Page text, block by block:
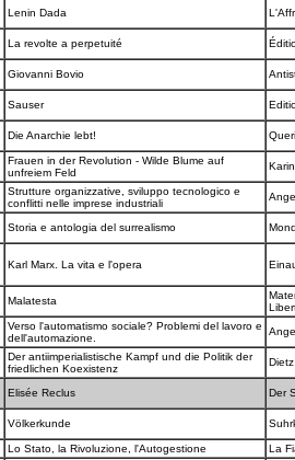
Lenin Dada
La revolte a perpetuité
Giovanni Bovio
Sauser
Die Anarchie lebt!
Frauen in der Revolution - Wilde Blume auf
unfreiem Feld
Strutture organizzative, sviluppo tecnologico e
conflitti nelle imprese industriali
Storia e antologia del surrealismo
Karl Marx. La vita e l'opera
Malatesta
Verso l'automatismo sociale? Problemi del lavoro e
dell'automazione.
Der antiimperialistische Kampf und die Politik der
friedlichen Koexistenz
Elisée Reclus Der
Völkerkunde
Lo Stato, la Rivoluzione, l'Autogestione
La